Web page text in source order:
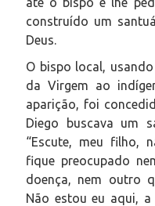
construído um
Deus.
O bispo local,
da Virgem ao
aparição, foi
Diego buscava um
“Escute, meu filho,
fique preocupado
doença, nem outro
Não estou eu aqui,